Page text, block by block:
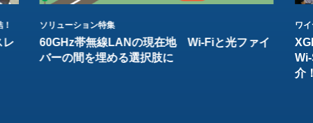
レ
ソリューション特集
60GHz帯無線LANの現在地 Wi-Fiと光ファイ
バーの間を埋める選択肢に
ワ
介